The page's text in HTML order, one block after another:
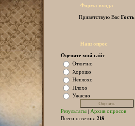
Форма входа
Приветствую Вас Гость
Наш опрос
Оцените мой сайт
Отлично
Хорошо
Неплохо
Плохо
Ужасно
Результаты| Архив опросов
Всего ответов: 218